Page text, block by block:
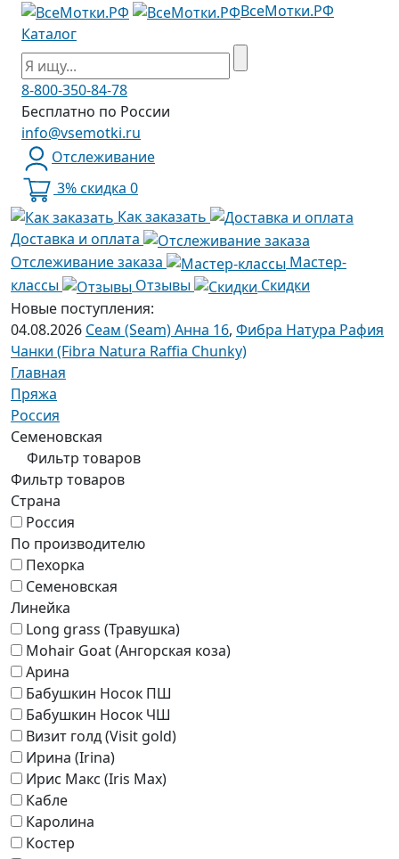
ВсеМотки.РФ
Каталог
8-800-350-84-78
Бесплатно по России
info@vsemotki.ru
Отслеживание
3% скидка 0
Как заказать
Доставка и оплата
Отслеживание заказа
Мастер-
классы
Отзывы
Скидки
Новые поступления:
04.08.2026 Сеам (Seam) Анна 16, Фибра Натура Рафия
Чанки (Fibra Natura Raffia Chunky)
Главная
Пряжа
Россия
Семеновская
Фильтр товаров
Фильтр товаров
Страна
Россия
По производителю
Пехорка
Семеновская
Линейка
Long grass (Травушка)
Mohair Goat (Ангорская коза)
Арина
Бабушкин Носок ПШ
Бабушкин Носок ЧШ
Визит голд (Visit gold)
Ирина (Irina)
Ирис Макс (Iris Max)
Кабле
Каролина
Костер